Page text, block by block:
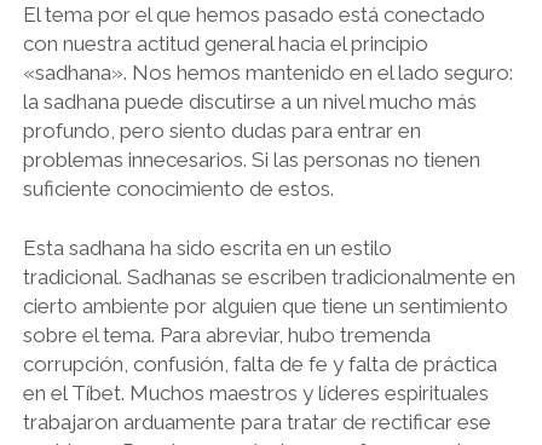
El tema por el que hemos pasado está conectado
con nuestra actitud general hacia el principio
«sadhana». Nos hemos mantenido en el lado seguro:
la sadhana puede discutirse a un nivel mucho más
profundo, pero siento dudas para entrar en
problemas innecesarios. Si las personas no tienen
suficiente conocimiento de estos.
Esta sadhana ha sido escrita en un estilo
tradicional. Sadhanas se escriben tradicionalmente en
cierto ambiente por alguien que tiene un sentimiento
sobre el tema. Para abreviar, hubo tremenda
corrupción, confusión, falta de fe y falta de práctica
en el Tíbet. Muchos maestros y líderes espirituales
trabajaron arduamente para tratar de rectificar ese